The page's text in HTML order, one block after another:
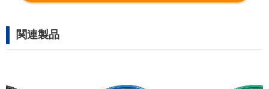
関連製品